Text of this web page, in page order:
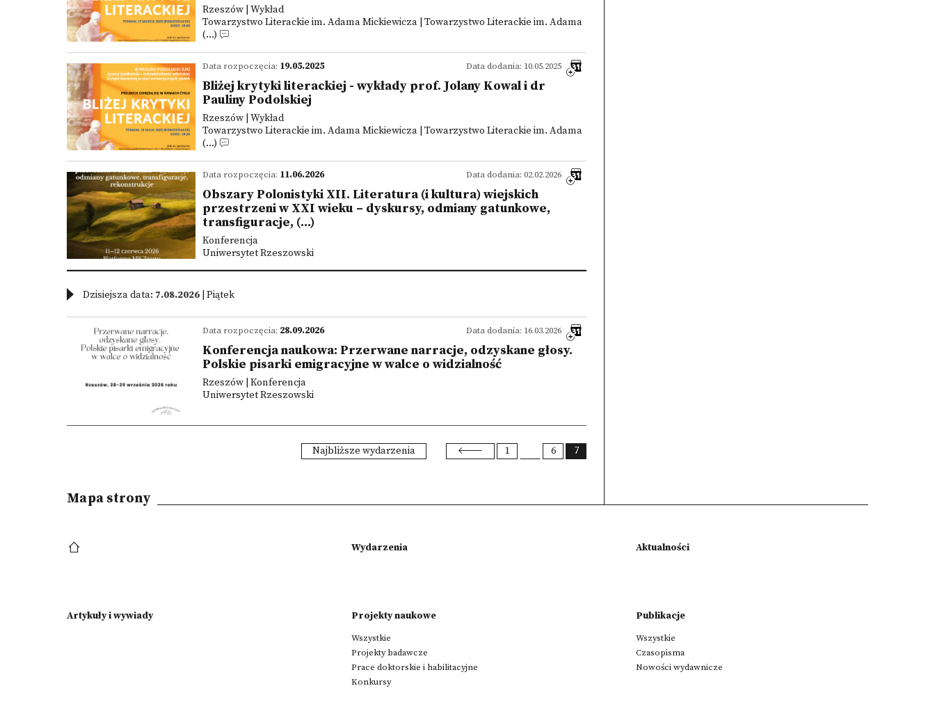
Rzeszów | Wykład
Towarzystwo Literackie im. Adama Mickiewicza | Towarzystwo Literackie im. Adama
(...)
Data dodania: 10.05.2025
Data rozpoczęcia: 19.05.2025
Bliżej krytyki literackiej - wykłady prof. Jolany Kowal i dr
Pauliny Podolskiej
Rzeszów | Wykład
Towarzystwo Literackie im. Adama Mickiewicza | Towarzystwo Literackie im. Adama
(...)
Data dodania: 02.02.2026
Data rozpoczęcia: 11.06.2026
Obszary Polonistyki XII. Literatura (i kultura) wiejskich
przestrzeni w XXI wieku – dyskursy, odmiany gatunkowe,
transfiguracje, (...)
Konferencja
Uniwersytet Rzeszowski
Dzisiejsza data: 7.08.2026 | Piątek
Data dodania: 16.03.2026
Data rozpoczęcia: 28.09.2026
Konferencja naukowa: Przerwane narracje, odzyskane głosy.
Polskie pisarki emigracyjne w walce o widzialność
Rzeszów | Konferencja
Uniwersytet Rzeszowski
Najbliższe wydarzenia 1 6 7
Mapa strony
Wydarzenia Aktualności
Artykuły i wywiady Projekty naukowe
Wszystkie
Projekty badawcze
Prace doktorskie i habilitacyjne
Konkursy
Publikacje
Wszystkie
Czasopisma
Nowości wydawnicze